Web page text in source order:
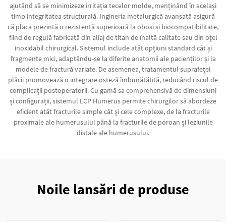
ajutând să se minimizeze irritația tecelor molde, menținând în același
timp integritatea structurală. Ingineria metalurgică avansată asigură
că placa prezintă o rezistență superioară la obosi și biocompatibilitate,
fiind de regulă fabricată din aliaj de titan de înaltă calitate sau din oțel
inoxidabil chirurgical. Sistemul include atât opțiuni standard cât și
fragmente mici, adaptându-se la diferite anatomii ale pacienților și la
modele de fractură variate. De asemenea, tratamentul suprafeței
plăcii promovează o integrare osteză îmbunătățită, reducând riscul de
complicații postoperatorii. Cu gamă sa comprehensivă de dimensiuni
și configurații, sistemul LCP Humerus permite chirurgilor să abordeze
eficient atât fracturile simple cât și cele complexe, de la fracturile
proximale ale humerusului până la fracturile de poroan și leziunile
distale ale humerusului.
Noile lansări de produse